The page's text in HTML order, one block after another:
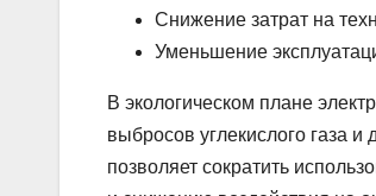
Снижение затрат на
Уменьшение
В экологическом плане
выбросов углекислого газа
позволяет сократить